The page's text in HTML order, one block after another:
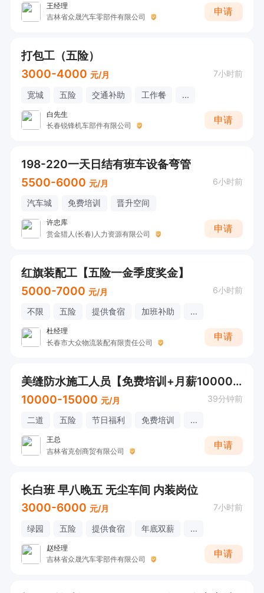
王经理
吉林省众晟汽车零部件有限公司
申请
打包工（五险）
3000-4000 元/月 7小时前
宽城 五险 交通补助 工作餐 ...
白先生
长春锐锋机车部件有限公司
申请
198-220一天日结有班车设备弯管
5500-6000 元/月 6小时前
汽车城 免费培训 晋升空间
许忠库
赏金猎人(长春)人力资源有限公司
申请
红旗装配工【五险一金季度奖金】
5000-7000 元/月 6小时前
不限 五险 提供食宿 加班补助 ...
杜经理
长春市大众物流装配有限责任公司
申请
美缝防水施工人员【免费培训+月薪10000+】
10000-15000 元/月 39分钟前
二道 五险 节日福利 免费培训 ...
王总
吉林省克创商贸有限公司
申请
长白班 早八晚五 无尘车间 内装岗位
3000-6000 元/月 7小时前
绿园 五险 提供食宿 年底双薪 ...
赵经理
吉林省众晟汽车零部件有限公司
申请